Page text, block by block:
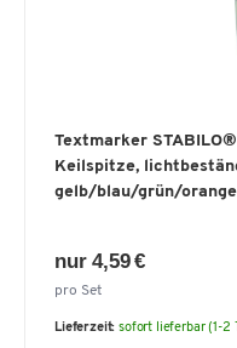
Textmarker
Keilspitze,
gelb/blau/grün/orange
nur 4,59 €
pro Set
Lieferzeit: sofort lieferbar (1-2